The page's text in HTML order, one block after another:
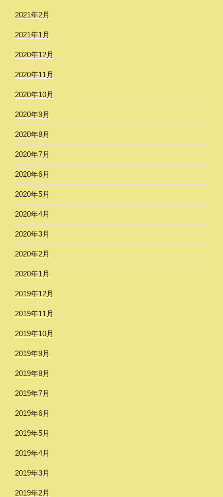
2021年2月
2021年1月
2020年12月
2020年11月
2020年10月
2020年9月
2020年8月
2020年7月
2020年6月
2020年5月
2020年4月
2020年3月
2020年2月
2020年1月
2019年12月
2019年11月
2019年10月
2019年9月
2019年8月
2019年7月
2019年6月
2019年5月
2019年4月
2019年3月
2019年2月